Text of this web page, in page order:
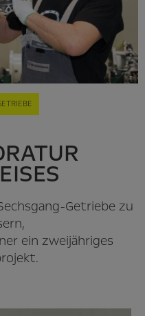
Getriebe zu
ein zweijähriges